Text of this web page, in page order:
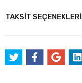
TAKSİT SEÇENEKLERİ